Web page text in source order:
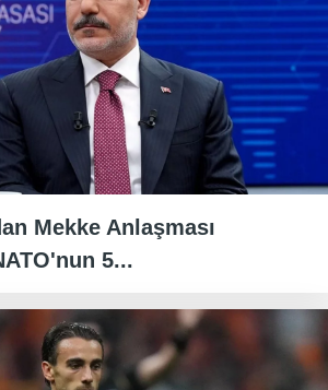
Mekke Anlaşması
5...